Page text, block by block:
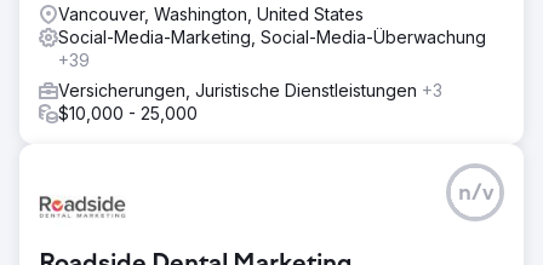
Vancouver, Washington, United States
Social-Media-Marketing, Social-Media-Überwachung
+39
Versicherungen, Juristische Dienstleistungen +3
$10,000 - 25,000
n/v